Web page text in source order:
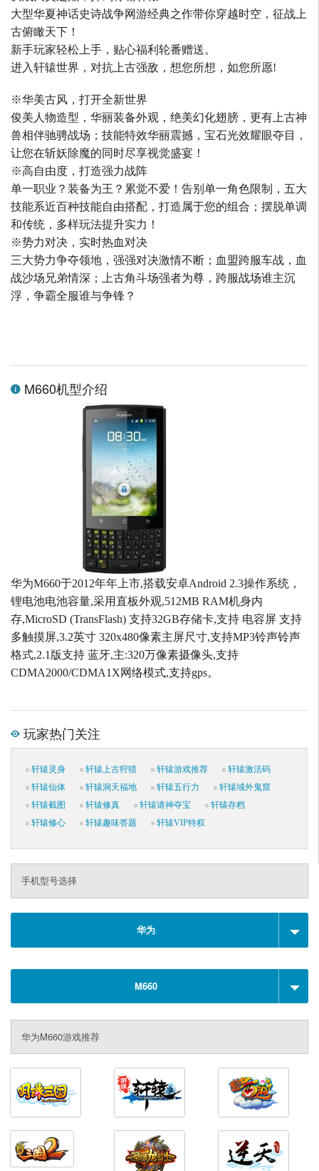
大型华夏神话史诗战争网游经典之作带你穿越时空，征战上
古俯瞰天下！
新手玩家轻松上手，贴心福利轮番赠送。
进入轩辕世界，对抗上古强敌，想您所想，如您所愿!
※华美古风，打开全新世界
俊美人物造型，华丽装备外观，绝美幻化翅膀，更有上古神
兽相伴驰骋战场；技能特效华丽震撼，宝石光效耀眼夺目，
让您在斩妖除魔的同时尽享视觉盛宴！
※高自由度，打造强力战阵
单一职业？装备为王？累觉不爱！告别单一角色限制，五大
技能系近百种技能自由搭配，打造属于您的组合；摆脱单调
和传统，多样玩法提升实力！
※势力对决，实时热血对决
三大势力争夺领地，强强对决激情不断；血盟跨服车战，血
战沙场兄弟情深；上古角斗场强者为尊，跨服战场谁主沉
浮，争霸全服谁与争锋？
M660机型介绍
华为M660于2012年年上市,搭载安卓Android 2.3操作系统，
锂电池电池容量,采用直板外观,512MB RAM机身内
存,MicroSD (TransFlash) 支持32GB存储卡,支持 电容屏 支持
多触摸屏,3.2英寸 320x480像素主屏尺寸,支持MP3铃声铃声
格式,2.1版支持 蓝牙,主:320万像素摄像头,支持
CDMA2000/CDMA1X网络模式,支持gps。
玩家热门关注
轩辕灵身 轩辕上古狩猎 轩辕游戏推荐
轩辕激活码
轩辕仙体
轩辕洞天福地 轩辕五行力
轩辕域外鬼窟
轩辕截图
轩辕修真 轩辕请神夺宝
轩辕存档
轩辕修心
轩辕趣味答题 轩辕VIP特权
手机型号选择
华为
M660
华为M660游戏推荐